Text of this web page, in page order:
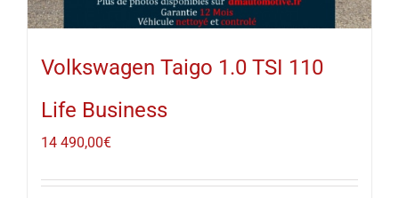
Volkswagen Taigo 1.0 TSI 110
Life Business
14 490,00€